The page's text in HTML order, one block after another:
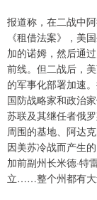
报道称，在二战中
《租借法案》，美
加的诺姆，然后通
前线。但二战后，
的军事化部署加速
国防战略家和政治
苏联及其继任者俄
周围的基地、阿达
因美苏冷战而产生
加前副州长米德·特
立……整个州都有大